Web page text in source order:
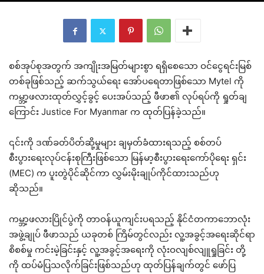
စစ်အုပ်စုအတွက် အကျိုးအမြတ်များစွာ ရရှိစေသော ဝင်ငွေရင်းမြစ်
တစ်ခုဖြစ်သည့် ဆက်သွယ်ရေး အော်ပရေတာဖြစ်သော Mytel ကို
ကမ္ဘာ့ဖလားထုတ်လွှင့်ခွင့် ပေးအပ်သည့် ဖီဖာ၏ လုပ်ရပ်ကို ရှုတ်ချ
ကြောင်း Justice For Myanmar က ထုတ်ပြန်ခဲ့သည်။
၎င်းကို ဒဏ်ခတ်ပိတ်ဆို့မှုများ ချမှတ်ခံထားရသည့် စစ်တပ်
စီးပွားရေးလုပ်ငန်းစုကြီးဖြစ်သော မြန်မာ့စီးပွားရေးကော်ပိုရေး ရှင်း
(MEC) က ပူးတွဲပိုင်ဆိုင်ကာ လွှမ်းမိုးချုပ်ကိုင်ထားသည်ဟု
ဆိုသည်။
ကမ္ဘာ့ဖလားပြိုင်ပွဲကို တာဝန်ယူကျင်းပရသည့် နိုင်ငံတကာဘောလုံး
အဖွဲ့ချုပ် ဖီဖာသည် ယခုတစ် ကြိမ်တွင်လည်း လူ့အခွင့်အရေးဆိုင်ရာ
စိစစ်မှု ကင်းမဲ့ခြင်းနှင့် လူ့အခွင့်အရေးကို လုံးဝလျစ်လျူရှုခြင်း တို့
ကို ထပ်မံပြသလိုက်ခြင်းဖြစ်သည်ဟု ထုတ်ပြန်ချက်တွင် ဖော်ပြ